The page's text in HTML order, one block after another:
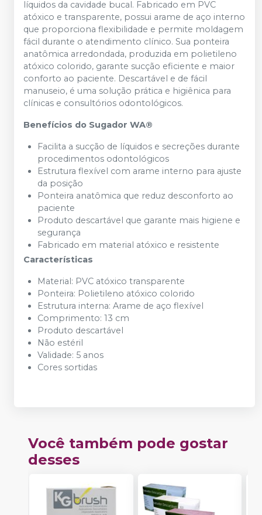
líquidos da cavidade bucal. Fabricado em PVC
atóxico e transparente, possui arame de aço interno
que proporciona flexibilidade e permite moldagem
fácil durante o atendimento clínico. Sua ponteira
anatômica arredondada, produzida em polietileno
atóxico colorido, garante sucção eficiente e maior
conforto ao paciente. Descartável e de fácil
manuseio, é uma solução prática e higiênica para
clínicas e consultórios odontológicos.
Benefícios do Sugador WA®
Facilita a sucção de líquidos e secreções durante
procedimentos odontológicos
Estrutura flexível com arame interno para ajuste
da posição
Ponteira anatômica que reduz desconforto ao
paciente
Produto descartável que garante mais higiene e
segurança
Fabricado em material atóxico e resistente
Características
Material: PVC atóxico transparente
Ponteira: Polietileno atóxico colorido
Estrutura interna: Arame de aço flexível
Comprimento: 13 cm
Produto descartável
Não estéril
Validade: 5 anos
Cores sortidas
Você também pode gostar
desses